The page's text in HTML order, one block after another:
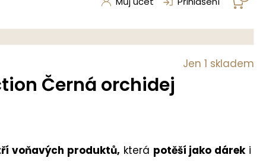
Černá orchidej
voňavých produktů, která potěší jako dáreki
Jen 1 skladem